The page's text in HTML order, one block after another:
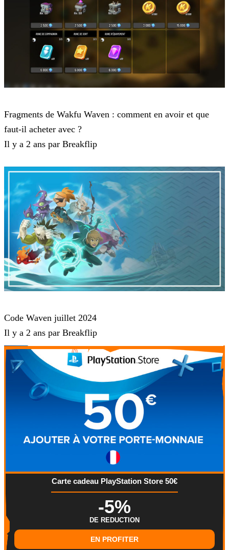
Fragments de Wakfu Waven : comment en avoir et que
faut-il acheter avec ?
Il y a 2 ans par Breakflip
Code Waven juillet 2024
Il y a 2 ans par Breakflip
Carte cadeau PlayStation Store 50€
-5%
DE REDUCTION
EN PROFITER